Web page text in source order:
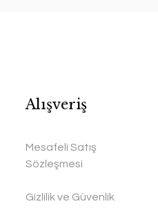
Alışveriş
Mesafeli Satış
Sözleşmesi
Gizlilik ve Güvenlik